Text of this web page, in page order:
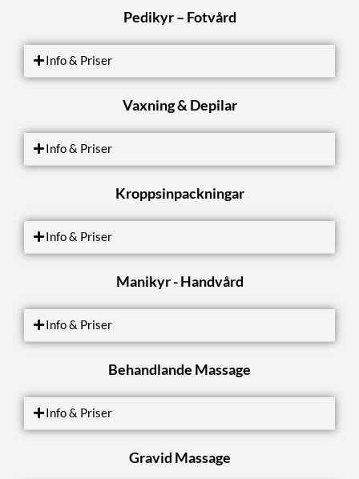
Pedikyr – Fotvård
Info & Priser
Vaxning & Depilar
Info & Priser
Kroppsinpackningar
Info & Priser
Manikyr - Handvård
Info & Priser
Behandlande Massage
Info & Priser
Gravid Massage